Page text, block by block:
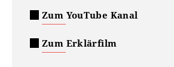
Zum YouTube Kanal
Zum Erklärfilm